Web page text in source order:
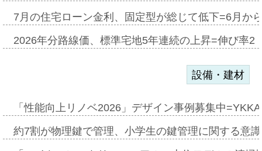
7月の住宅ローン金利、固定型が総じて低下=6月か
2026年分路線価、標準宅地5年連続の上昇=伸び率
設備・建材
「性能向上リノベ2026」デザイン事例募集中
約7割が物理鍵で管理、小学生の鍵管理に関する意